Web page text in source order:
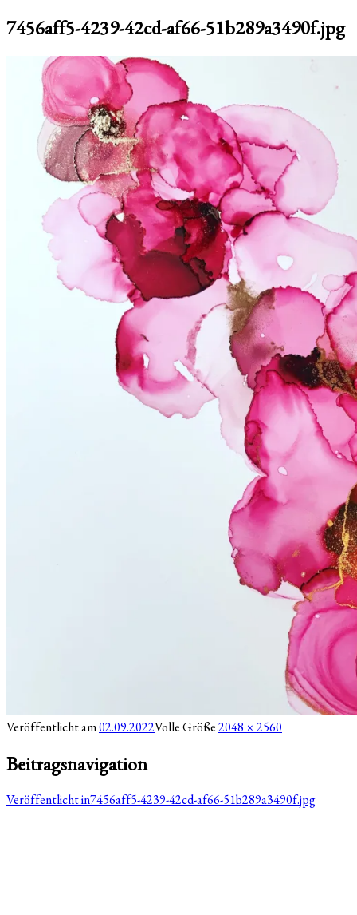
7456aff5-4239-42cd-af66-51b289a3490f.jpg
Veröffentlicht am02.09.2022Volle Größe2048 × 2560
Beitragsnavigation
Veröffentlicht in7456aff5-4239-42cd-af66-51b289a3490f.jpg